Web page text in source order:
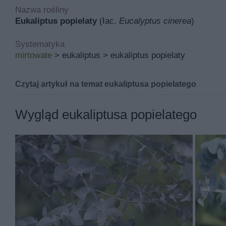
Nazwa rośliny
Eukaliptus popielaty (łac. Eucalyptus cinerea)
Systematyka
mirtowate > eukaliptus > eukaliptus popielaty
Czytaj artykuł na temat eukaliptusa popielatego
Eukaliptus popielaty znana pod łacińską nazwą
zimowy i balkon, taras.
Podstawowymi walorami eukaliptusa popielatego są
Eukaliptus popielaty rośnie rocznie od 30 do 50 cm i
popielatego jest .
Eukaliptus popielaty ma kwiaty w kolorach takich jak
Wygląd eukaliptusa popielatego